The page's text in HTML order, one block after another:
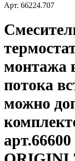
Арт. 66224.707
монтажа
потока
можно